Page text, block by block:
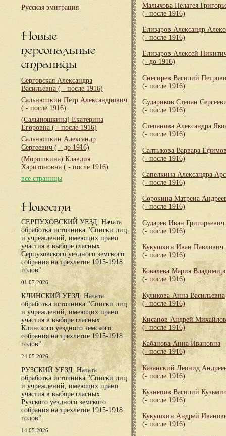
Русская эмиграция
Новые
персональные
страницы
Серговская Александра
Васильевна ( - после 1916)
Сальнюшкин Петр Александрович
( - после 1916)
(Сальнюшкина) Екатерина
Егоровна ( - после 1916)
Сальнюшкин Александр
Сергеевич ( - до 1916)
(Морошкина) Клавдия
Харитоновна ( - после 1916)
все страницы
Новости
СЕРПУХОВСКИЙ УЕЗД: Начата
обработка источника "Списки лиц
и учреждений, имеющих право
участия в выборе гласных
Серпуховского уездного земского
собрания на трехлетие 1915-1918
годов".
01.07.2026
КЛИНСКИЙ УЕЗД: Начата
обработка источника "Списки лиц
и учреждений, имеющих право
участия в выборе гласных
Клинского уездного земского
собрания на трехлетие 1915-1918
годов".
24.05.2026
РУЗСКИЙ УЕЗД: Начата
обработка источника "Списки лиц
и учреждений, имеющих право
участия в выборе гласных
Рузского уездного земского
собрания на трехлетие 1915-1918
годов".
14.05.2026
Малыхова Пелагея
(- после 1916)
Елизаров Александр
(- после 1916)
Елизаров Алексей
(- до 1916)
Снегирев Василий
(- после 1916)
Судариков Степан
(- после 1916)
Степанова Александра
(- после 1916)
Салтыкова Варвара
(- после 1916)
Сапелкина Александра
(- после 1916)
Сорокина Матрена
(- после 1916)
Сударев Иван Григорьевич
(- после 1916)
Кукушкин Иван Павлович
(- после 1916)
Ковалева Мария
(- после 1916)
Куликова Анна Васильевна
(- после 1916)
Кисанов Андрей
(- после 1916)
Кабанова Анна Ивановна
(- после 1916)
Казанский Леонид
(- после 1916)
Кузнецов Василий
(- после 1916)
Кукушкин Андрей
(- после 1916)